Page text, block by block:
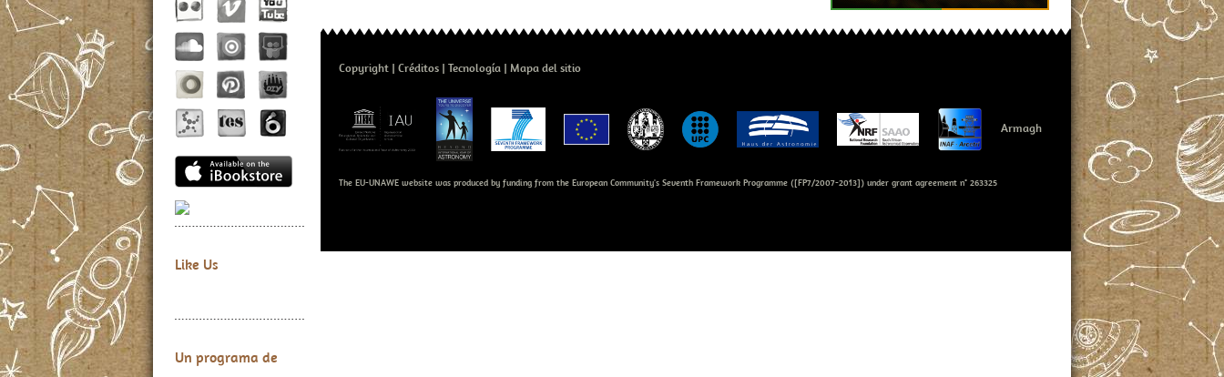
Like Us
Un programa de
Copyright Créditos Tecnología Mapa del sitio
Armagh
The EU-UNAWE website was produced by funding from the European Community's Seventh Framework Programme ([FP7/2007-2013]) under grant agreement n° 263325